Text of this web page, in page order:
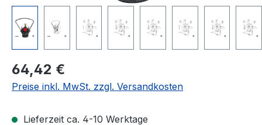
Regulärer Preis:
64,42 €
Preise inkl. MwSt. zzgl. Versandkosten
Lieferzeit ca. 4-10 Werktage